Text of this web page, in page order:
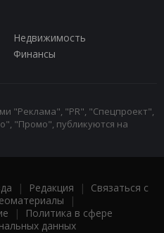
Недвижимость
Финансы
"Реклама", "PR", "Спецпроект",
"Промо", публикуются на
| Редакция | Связаться с
|
|
Политика в сфере
данных